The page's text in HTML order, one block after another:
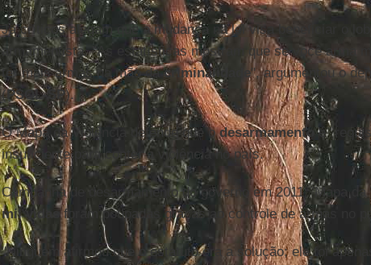
Já críticos alegam que a mudança na lei visa beneficiar o
armamentista. "As estatísticas mostram que se você arma
ter mais armas na mão dacriminalidade", argumentou o
(PSOL-SP).
O Mapa da Violência defende que odesarmamento é
insuficiente para conter a violência no país.
Campanha de desarmamento do governo em 2011; 'Mapa
mil vidas foram poupadas graças ao controle de armas no
"Ninguém afirmou que o estatuto era a solução; ele foi